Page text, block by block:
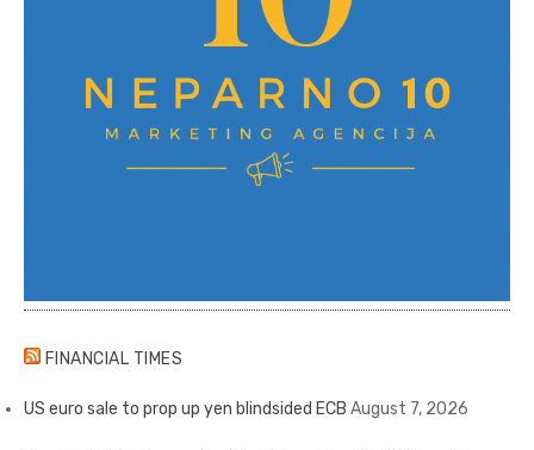
FINANCIAL TIMES
US euro sale to prop up yen blindsided ECB August 7, 2026